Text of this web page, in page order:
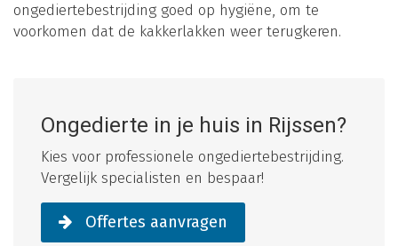
ongediertebestrijding goed op hygiëne, om te
voorkomen dat de kakkerlakken weer terugkeren.
Ongedierte in je huis in Rijssen?
Kies voor professionele ongediertebestrijding.
Vergelijk specialisten en bespaar!
Offertes aanvragen